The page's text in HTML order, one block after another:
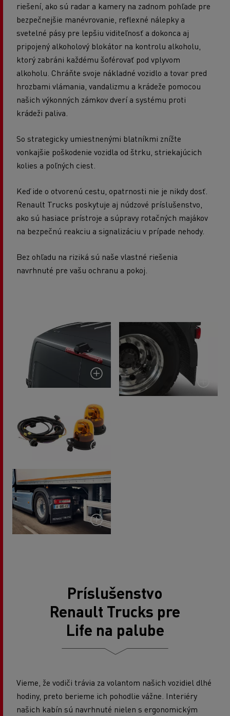
riešení, ako sú radar a kamery na zadnom pohľade pre
bezpečnejšie manévrovanie, reflexné nálepky a
svetelné pásy pre lepšiu viditeľnosť a dokonca aj
pripojený alkoholový blokátor na kontrolu alkoholu,
ktorý zabráni každému šoférovať pod vplyvom
alkoholu. Chráňte svoje nákladné vozidlo a tovar pred
hrozbami vlámania, vandalizmu a krádeže pomocou
našich výkonných zámkov dverí a systému proti
krádeži paliva.
So strategicky umiestnenými blatníkmi znížte
vonkajšie poškodenie vozidla od štrku, striekajúcich
kolies a poľných ciest.
Keď ide o otvorenú cestu, opatrnosti nie je nikdy dosť.
Renault Trucks poskytuje aj núdzové príslušenstvo,
ako sú hasiace prístroje a súpravy rotačných majákov
na bezpečnú reakciu a signalizáciu v prípade nehody.
Bez ohľadu na riziká sú naše vlastné riešenia
navrhnuté pre vašu ochranu a pokoj.
Príslušenstvo
Renault Trucks pre
Life na palube
Vieme, že vodiči trávia za volantom našich vozidiel dlhé
hodiny, preto berieme ich pohodlie vážne. Interiéry
našich kabín sú navrhnuté nielen s ergonomickým